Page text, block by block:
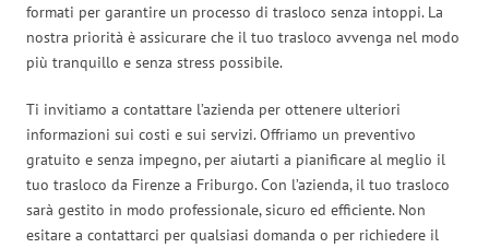
formati per garantire un processo di trasloco senza intoppi. La
nostra priorità è assicurare che il tuo trasloco avvenga nel modo
più tranquillo e senza stress possibile.
Ti invitiamo a contattare l’azienda per ottenere ulteriori
informazioni sui costi e sui servizi. Offriamo un preventivo
gratuito e senza impegno, per aiutarti a pianificare al meglio il
tuo trasloco da Firenze a Friburgo. Con l’azienda, il tuo trasloco
sarà gestito in modo professionale, sicuro ed efficiente. Non
esitare a contattarci per qualsiasi domanda o per richiedere il